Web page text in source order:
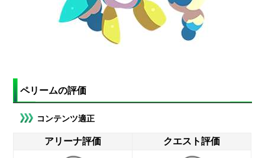
ペリームの評価
コンテンツ適正
アリーナ評価 クエスト評価